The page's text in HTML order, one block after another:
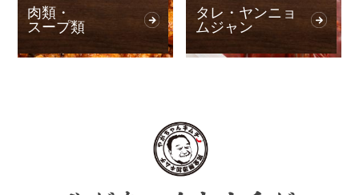
肉類・
スープ類
タレ・ヤンニョ
ムジャン